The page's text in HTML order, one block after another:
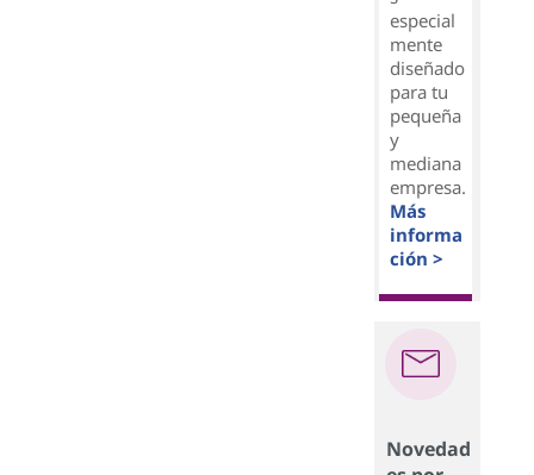
especial
mente
diseñado
para tu
pequeña
y
mediana
empresa.
Más
informa
ción >
Novedad